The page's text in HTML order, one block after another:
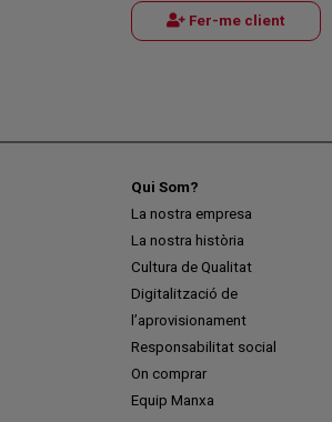
Fer-me client
Qui Som?
La nostra empresa
La nostra història
Cultura de Qualitat
Digitalització de
l’aprovisionament
Responsabilitat social
On comprar
Equip Manxa